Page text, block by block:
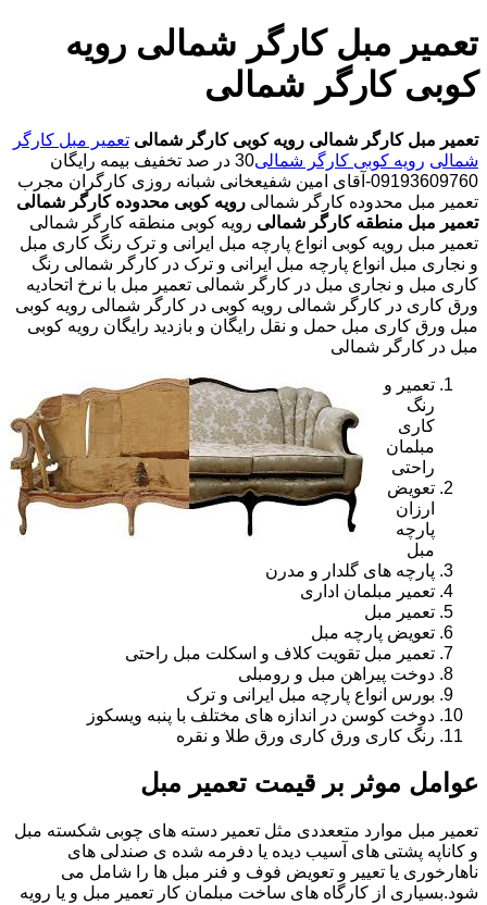
تعمیر مبل کارگر شمالی رویه
کوبی کارگر شمالی
تعمیر مبل کارگر شمالی رویه کوبی کارگر شمالی تعمیر مبل کارگر
شمالی رویه کوبی کارگر شمالی
30 در صد تخفیف بیمه رایگان
09193609760-آقای امین شفیعخانی شبانه روزی کارگران مجرب
تعمیر مبل محدوده کارگر شمالی رویه کوبی محدوده کارگر شمالی
تعمیر مبل منطقه کارگر شمالی رویه کوبی منطقه کارگر شمالی
تعمیر مبل رویه کوبی انواع پارچه مبل ایرانی و ترک رنگ کاری مبل
و نجاری مبل انواع پارچه مبل ایرانی و ترک در کارگر شمالی رنگ
کاری مبل و نجاری مبل در کارگر شمالی تعمیر مبل با نرخ اتحادیه
ورق کاری در کارگر شمالی رویه کوبی در کارگر شمالی رویه کوبی
مبل ورق کاری مبل حمل و نقل رایگان و بازدید رایگان رویه کوبی
مبل در کارگر شمالی
تعمیر و
رنگ
کاری
مبلمان
راحتی
تعویض
ارزان
پارچه
مبل
پارچه های گلدار و مدرن
تعمیر مبلمان اداری
تعمیر مبل
تعویض پارچه مبل
تعمیر مبل تقویت کلاف و اسکلت مبل راحتی
دوخت پیراهن مبل و رومبلی
بورس انواع پارچه مبل ایرانی و ترک
دوخت کوسن در اندازه های مختلف با پنبه ویسکوز
رنگ کاری ورق کاری ورق طلا و نقره
عوامل موثر بر قیمت تعمیر مبل
تعمیر مبل موارد متععددی مثل تعمیر دسته های چوبی شکسته مبل
و کاناپه پشتی های آسیب دیده یا دفرمه شده ی صندلی های
ناهارخوری یا تعییر و تعویض فوف و فنر مبل ها را شامل می
شود.بسیاری از کارگاه های ساخت مبلمان کار تعمیر مبل و یا رویه